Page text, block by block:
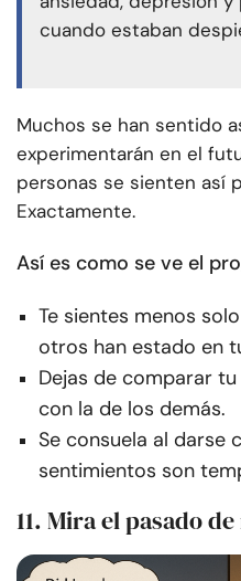
cuando estaban
Muchos se han sentido
experimentarán en el
personas se sienten así
Exactamente.
Así es como se ve el
Te sientes menos
otros han estado en
Dejas de comparar
con la de los demás.
Se consuela al darse
sentimientos son
11. Mira el pasado